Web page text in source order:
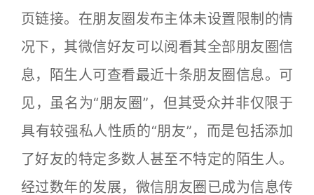
页链接。在朋友圈发布主体未设置限制的情
况下，其微信好友可以阅看其全部朋友圈信
息，陌生人可查看最近十条朋友圈信息。可
见，虽名为“朋友圈”，但其受众并非仅限于
具有较强私人性质的“朋友”，而是包括添加
了好友的特定多数人甚至不特定的陌生人。
经过数年的发展，微信朋友圈已成为信息传